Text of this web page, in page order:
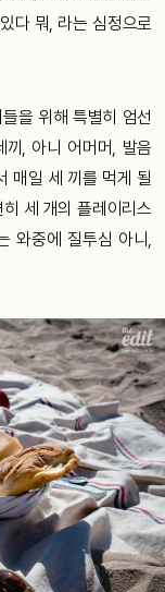
다 뭐, 라는 심정으로
을 위해 특별히 엄선
끼, 아니 어머머, 발음
매일 세 끼를 먹게 될
세 개의 플레이리스
와중에 질투심 아니,